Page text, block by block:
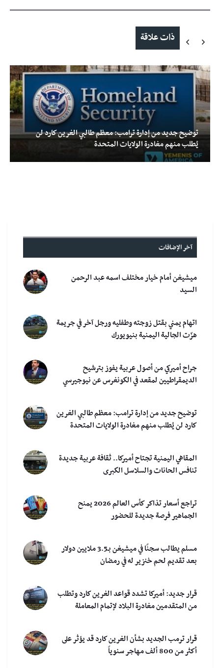
ذات علاقة
توضيح جديد من إدارة ترامب: معظم طالبي الغرين كارد لن
يُطلب منهم مغادرة الولايات المتحدة
آخر الإضافات
ميشيغن أمام خيار مختلف اسمه عبد الرحمن
السيد
اتهام يمني بقتل زوجته وطفليه ورجل آخر في جريمة
هزّت الجالية اليمنية بنيويورك
جراح أميركي من أصول عربية يفوز بترشيح
الديمقراطيين لمقعد في الكونغرس عن نيوجيرسي
توضيح جديد من إدارة ترامب: معظم طالبي الغرين
كارد لن يُطلب منهم مغادرة الولايات المتحدة
المقاهي اليمنية تجتاح أميركا.. ثقافة عربية جديدة
تنافس الحانات والسلاسل الكبرى
تراجع أسعار تذاكر كأس العالم 2026 يمنح
الجماهير فرصة جديدة للحضور
مسلم يطالب سجنًا في ميشيغن بـ3.5 ملايين دولار
بعد تقديم لحم خنزير له في رمضان
قرار جديد: أميركا تشدد قواعد الغرين كارد وتطلب
من المتقدمين مغادرة البلاد لإتمام المعاملة
قرار ترمب الجديد بشأن الغرين كارد قد يؤثر على
أكثر من 800 ألف مهاجر سنوياً